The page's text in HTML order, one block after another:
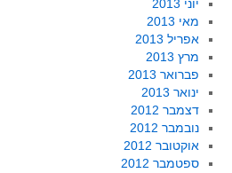
יוני 2013
מאי 2013
אפריל 2013
מרץ 2013
פברואר 2013
ינואר 2013
דצמבר 2012
נובמבר 2012
אוקטובר 2012
ספטמבר 2012